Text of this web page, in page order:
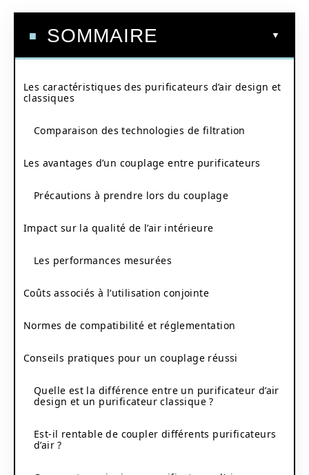
SOMMAIRE
Les caractéristiques des purificateurs d’air design et
classiques
Comparaison des technologies de filtration
Les avantages d’un couplage entre purificateurs
Précautions à prendre lors du couplage
Impact sur la qualité de l’air intérieure
Les performances mesurées
Coûts associés à l’utilisation conjointe
Normes de compatibilité et réglementation
Conseils pratiques pour un couplage réussi
Quelle est la différence entre un purificateur d’air
design et un purificateur classique ?
Est-il rentable de coupler différents purificateurs
d’air ?